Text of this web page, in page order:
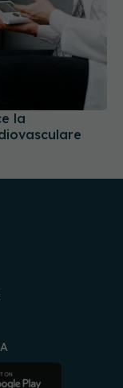
la